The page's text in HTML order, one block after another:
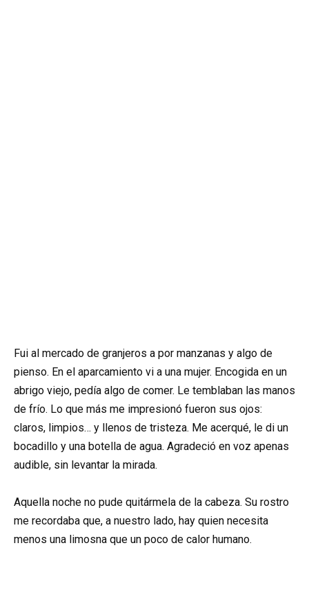
Fui al mercado de granjeros a por manzanas y algo de
pienso. En el aparcamiento vi a una mujer. Encogida en un
abrigo viejo, pedía algo de comer. Le temblaban las manos
de frío. Lo que más me impresionó fueron sus ojos:
claros, limpios… y llenos de tristeza. Me acerqué, le di un
bocadillo y una botella de agua. Agradeció en voz apenas
audible, sin levantar la mirada.
Aquella noche no pude quitármela de la cabeza. Su rostro
me recordaba que, a nuestro lado, hay quien necesita
menos una limosna que un poco de calor humano.